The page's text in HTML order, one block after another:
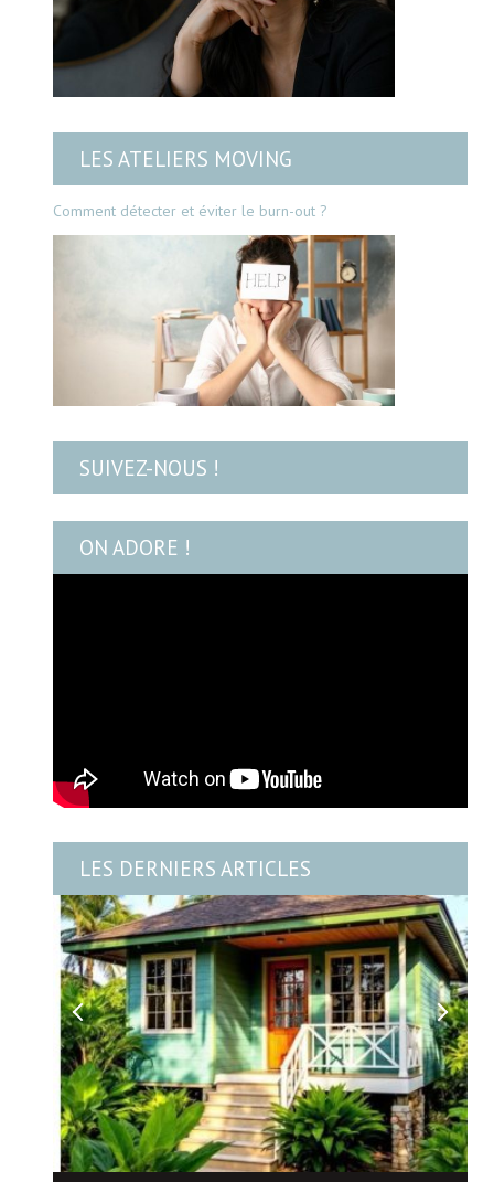
LES ATELIERS MOVING
Comment détecter et éviter le burn-out ?
SUIVEZ-NOUS !
ON ADORE !
LES DERNIERS ARTICLES